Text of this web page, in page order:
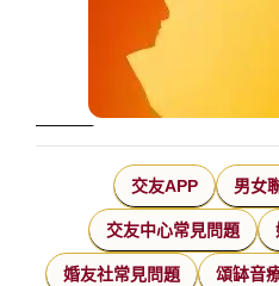
交友APP 男女
交友中心常見問題
婚友社常見問題 頌缽音